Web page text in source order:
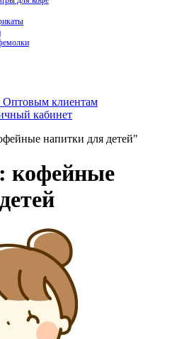
Оптовым клиентам
кабинет
напитки для детей"
кофейные